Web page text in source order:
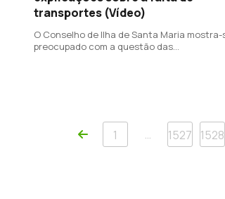
transportes (Vídeo)
O Conselho de Ilha de Santa Maria mostra-
preocupado com a questão das
Anterior
1 … 1527 1528